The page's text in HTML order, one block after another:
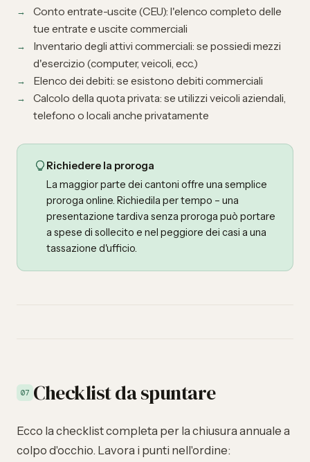
Conto entrate-uscite (CEU): l'elenco completo delle
tue entrate e uscite commerciali
Inventario degli attivi commerciali: se possiedi mezzi
d'esercizio (computer, veicoli, ecc.)
Elenco dei debiti: se esistono debiti commerciali
Calcolo della quota privata: se utilizzi veicoli aziendali,
telefono o locali anche privatamente
Richiedere la proroga
La maggior parte dei cantoni offre una semplice
proroga online. Richiedila per tempo – una
presentazione tardiva senza proroga può portare
a spese di sollecito e nel peggiore dei casi a una
tassazione d'ufficio.
07 Checklist da spuntare
Ecco la checklist completa per la chiusura annuale a
colpo d'occhio. Lavora i punti nell'ordine: